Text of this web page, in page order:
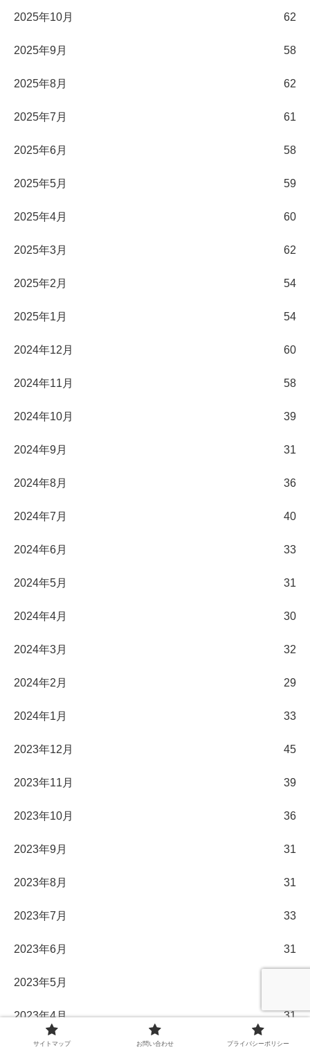
2025年10月 62
2025年9月 58
2025年8月 62
2025年7月 61
2025年6月 58
2025年5月 59
2025年4月 60
2025年3月 62
2025年2月 54
2025年1月 54
2024年12月 60
2024年11月 58
2024年10月 39
2024年9月 31
2024年8月 36
2024年7月 40
2024年6月 33
2024年5月 31
2024年4月 30
2024年3月 32
2024年2月 29
2024年1月 33
2023年12月 45
2023年11月 39
2023年10月 36
2023年9月 31
2023年8月 31
2023年7月 33
2023年6月 31
2023年5月
2023年4月 31
2023年3月
サイトマップ お問い合わせ プライバシーポリシー